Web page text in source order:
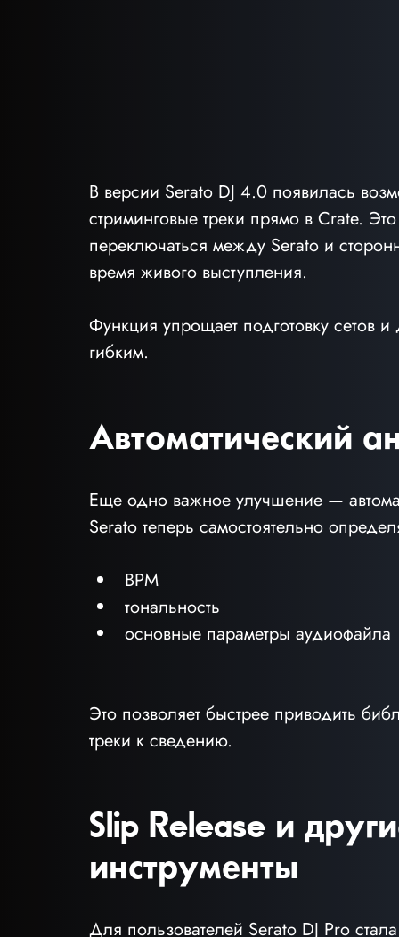
В версии Serato DJ 4.0 появилась
стриминговые треки прямо в Crate.
переключаться между Serato и
время живого выступления.
Функция упрощает подготовку сетов
гибким.
Автоматический
Еще одно важное улучшение —
Serato теперь самостоятельно
BPM
тональность
основные параметры аудиофайла
Это позволяет быстрее приводить
треки к сведению.
Slip Release и
инструменты
Для пользователей Serato DJ Pro